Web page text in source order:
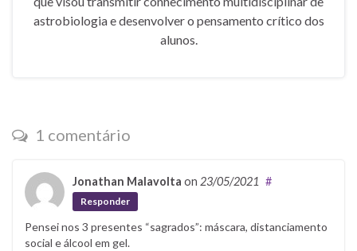
astrobiologia e desenvolver o pensamento crítico dos
alunos.
1 comentário
Jonathan Malavolta on 23/05/2021 #
Responder
Pensei nos 3 presentes “sagrados”: máscara, distanciamento
social e álcool em gel.